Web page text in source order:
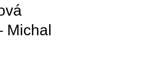
Michal